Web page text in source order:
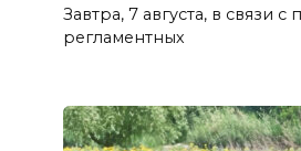
Завтра, 7 августа, в связи
регламентных